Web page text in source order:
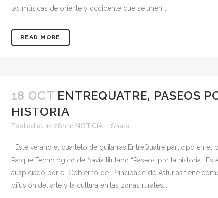
las músicas de oriente y occidente que se unen...
READ MORE
18 OCT ENTREQUATRE, PASEOS
HISTORIA
Posted at 11:28h in NOTICIA Share
Este verano el cuarteto de guitarras EntreQuatre participó en el
Parque Tecnológico de Navia titulado “Paseos por la historia”.
auspiciado por el Gobierno del Principado de Asturias tiene
difusión del arte y la cultura en las zonas rurales...